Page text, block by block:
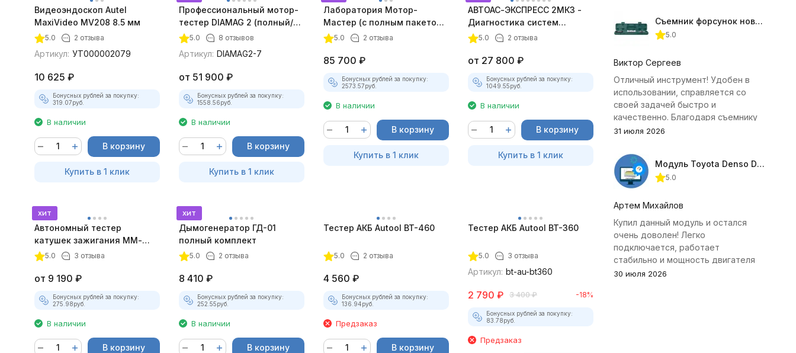
Видеоэндоскоп Autel
MaxiVideo MV208 8.5 мм
5.0 2 отзыва
Артикул: УТ000002079
10 625 ₽
Бонусных рублей за покупку:
319.07руб.
В наличии
В корзину
Купить в 1 клик
Профессиональный мотор-
тестер DIAMAG 2 (полный/
максимальный комплект)
5.0 8 отзывов
Артикул: DIAMAG2-7
от 51 900 ₽
Бонусных рублей за покупку:
1558.56руб.
В наличии
В корзину
Купить в 1 клик
Лаборатория Мотор-
Мастер (с полным пакетом
лицензий)
5.0 2 отзыва
85 700 ₽
Бонусных рублей за покупку:
2573.57руб.
В наличии
В корзину
Купить в 1 клик
АВТОАС-ЭКСПРЕСС 2МК3 -
Диагностика систем
зажигания
5.0 2 отзыва
от 27 800 ₽
Бонусных рублей за покупку:
1049.55руб.
В наличии
В корзину
Купить в 1 клик
хит
Автономный тестер
катушек зажигания ММ-
ТК-01 (v2) (полный
5.0 3 отзыва
от 9 190 ₽
Бонусных рублей за покупку:
275.98руб.
В наличии
В корзину
хит
Дымогенератор ГД-01
полный комплект
5.0 2 отзыва
8 410 ₽
Бонусных рублей за покупку:
252.55руб.
В наличии
В корзину
Тестер АКБ Autool BT-460
5.0 2 отзыва
4 560 ₽
Бонусных рублей за покупку:
136.94руб.
Предзаказ
В корзину
Тестер АКБ Autool BT-360
5.0 3 отзыва
Артикул: bt-au-bt360
2 790 ₽ 3 400 ₽ -18%
Бонусных рублей за покупку:
83.78руб.
Предзаказ
Съемник форсунок новых дизельных двигателей Jonnesway
5.0
Виктор Сергеев
Отличный инструмент! Удобен в
использовании, справляется со
своей задачей быстро и
качественно. Благодаря съемнику
удалось избежать лишних хлопот с
цилиндров.
31 июля 2026
Модуль Toyota Denso Diesel 2.8D для ChipTuningPRO
5.0
Артем Михайлов
Купил данный модуль и остался
очень доволен! Легко
подключается, работает
стабильно и мощность двигателя
заметно увеличилась. Рекомендую
30 июля 2026